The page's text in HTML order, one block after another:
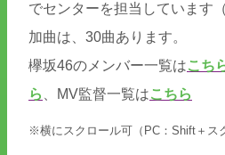
でセンターを担当しています
加曲は、30曲あります。
欅坂46のメンバー一覧はこち
ら
、MV監督一覧はこちら
※横にスクロール可（PC：Shift＋ス